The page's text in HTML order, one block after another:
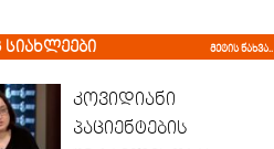
სიახლეები მეტის ნახვა..
კოვიდიანი
პაციენტების